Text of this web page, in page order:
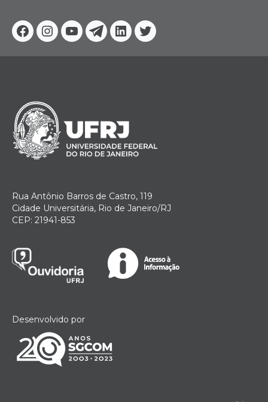
Facebook
Instagram
YoutubeTelegram
Linkedin
Twitter
Rua Antônio Barros de Castro, 119
Cidade Universitária, Rio de Janeiro/RJ
CEP: 21941-853
Desenvolvido por